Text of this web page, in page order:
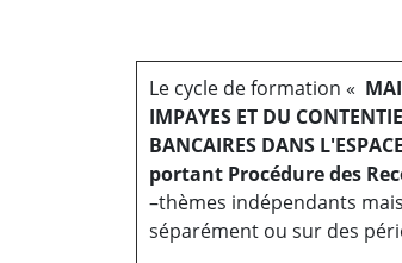
Le cycle de formation «
IMPAYES ET DU
BANCAIRES DANS
portant Procédure des
–thèmes indépendants
séparément ou sur des